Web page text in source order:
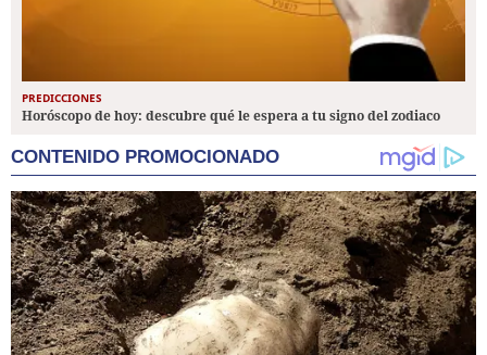
PREDICCIONES
Horóscopo de hoy: descubre qué le espera a tu signo del zodiaco
CONTENIDO PROMOCIONADO